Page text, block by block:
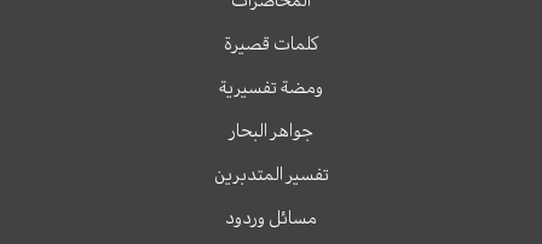
كلمات قصيرة
ومضة تفسيرية
جواهر البحار
تفسير المتدبرين
مسائل وردود